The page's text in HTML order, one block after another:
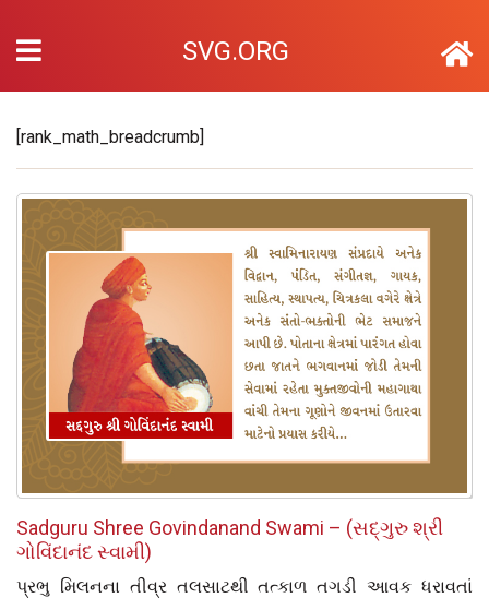
SVG.ORG
[rank_math_breadcrumb]
Sadguru Shree Govindanand Swami – (સદ્‌ગુરુ શ્રી
ગોવિંદાનંદ સ્વામી)
પ્રભુ મિલનના તીવ્ર તલસાટથી તત્કાળ તગડી આવક ધરાવતાં